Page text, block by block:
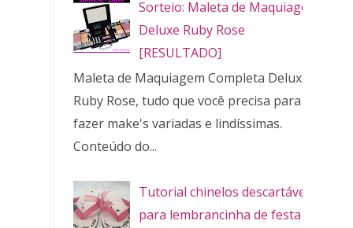
Sorteio: Maleta de Maquiagem
Deluxe Ruby Rose
[RESULTADO]
Maleta de Maquiagem Completa Deluxe
Ruby Rose, tudo que você precisa para
fazer make's variadas e lindíssimas.
Conteúdo do...
Tutorial chinelos descartáveis
para lembrancinha de festa de